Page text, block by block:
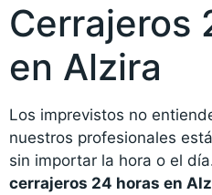
Cerrajeros
en Alzira
Los imprevistos no
nuestros profesionales
sin importar la hora o el
cerrajeros 24 horas en